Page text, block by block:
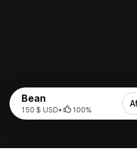
Bean
150 $ USD• 100%